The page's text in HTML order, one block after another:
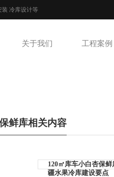
装 冷库设计等
关于我们 工程案例
鲜库相关内容
120㎡库车小白杏保
疆水果冷库建设要点